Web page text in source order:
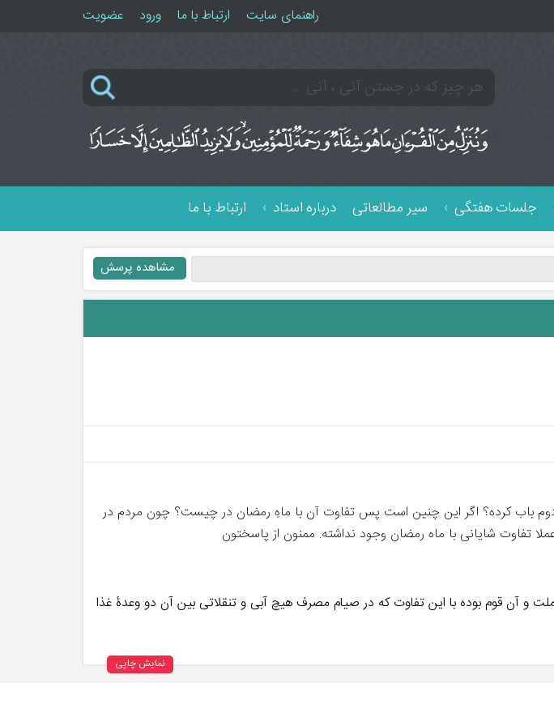
راهنمای سایت ارتباط با ما ورود عضویت
جلسات هفتگی سیر مطالعاتی درباره استاد ارتباط با ما
دوم باب کرده؟ اگر این چنین است پس تفاوت آن با ماهِ رمضان در چیست؟ چون مردم در
و آن قوم بوده با این تفاوت که در صیام مصرف هیچ آبی و تنقلاتی بین آن دو وعدۀ غذا
نمایش چاپی